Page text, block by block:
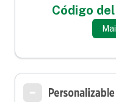
Código